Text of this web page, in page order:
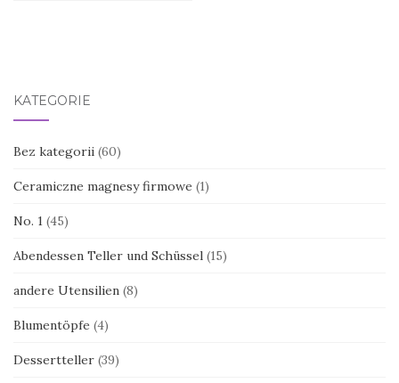
KATEGORIE
Bez kategorii (60)
Ceramiczne magnesy firmowe (1)
No. 1 (45)
Abendessen Teller und Schüssel (15)
andere Utensilien (8)
Blumentöpfe (4)
Dessertteller (39)